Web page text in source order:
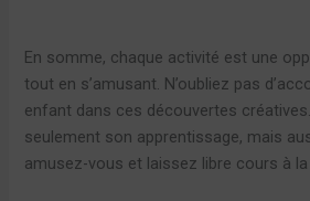
En somme, chaque activité est une
tout en s’amusant. N’oubliez pas
enfant dans ces découvertes
seulement son apprentissage, mais
amusez-vous et laissez libre cours à